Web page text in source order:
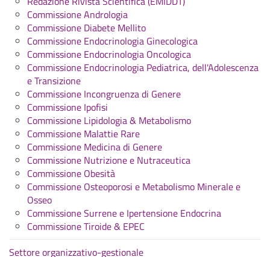
Commissione Andrologia
Commissione Diabete Mellito
Commissione Endocrinologia Ginecologica
Commissione Endocrinologia Oncologica
Commissione Endocrinologia Pediatrica, dell'Adolescenza
e Transizione
Commissione Incongruenza di Genere
Commissione Ipofisi
Commissione Lipidologia & Metabolismo
Commissione Malattie Rare
Commissione Medicina di Genere
Commissione Nutrizione e Nutraceutica
Commissione Obesità
Commissione Osteoporosi e Metabolismo Minerale e
Osseo
Commissione Surrene e Ipertensione Endocrina
Commissione Tiroide & EPEC
Settore organizzativo-gestionale